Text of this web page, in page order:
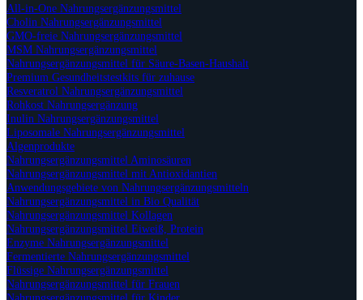
All-in-One Nahrungsergänzungsmittel
Cholin Nahrungsergänzungsmittel
GMO-freie Nahrungsergänzungsmittel
MSM Nahrungsergänzungsmittel
Nahrungsergänzungsmittel für Säure-Basen-Haushalt
Premium Gesundheitstestkits für zuhause
Resveratrol Nahrungsergänzungsmittel
Rohkost Nahrungsergänzung
Inulin Nahrungsergänzungsmittel
Liposomale Nahrungsergänzungsmittel
Algenprodukte
Nahrungsergänzungsmittel Aminosäuren
Nahrungsergänzungsmittel mit Antioxidantien
Anwendungsgebiete von Nahrungsergänzungsmitteln
Nahrungsergänzungsmittel in Bio Qualität
Nahrungsergänzungsmittel Kollagen
Nahrungsergänzungsmittel Eiweiß, Protein
Enzyme Nahrungsergänzungsmittel
Fermentierte Nahrungsergänzungsmittel
Flüssige Nahrungsergänzungsmittel
Nahrungsergänzungsmittel für Frauen
Nahrungsergänzungsmittel für Kinder